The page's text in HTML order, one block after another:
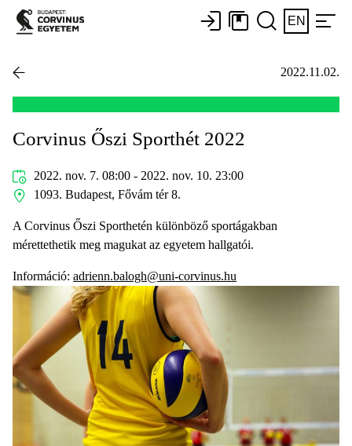
EN
2022.11.02.
Corvinus Őszi Sporthét 2022
2022. nov. 7. 08:00 - 2022. nov. 10. 23:00
1093. Budapest, Fővám tér 8.
A Corvinus Őszi Sporthetén különböző sportágakban
mérettethetik meg magukat az egyetem hallgatói.
Információ: adrienn.balogh@uni-corvinus.hu